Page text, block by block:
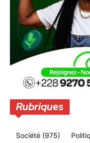
Rubriques
Société (975)